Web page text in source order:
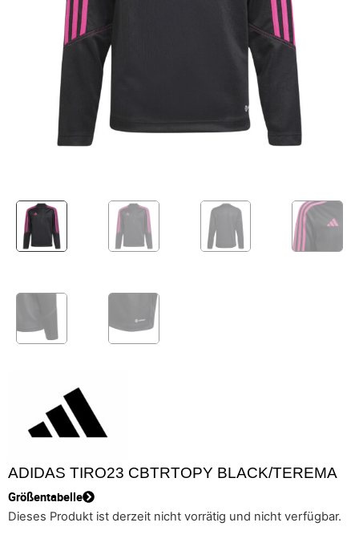
ADIDAS TIRO23 CBTRTOPY BLACK/TEREMA
Größentabelle
Dieses Produkt ist derzeit nicht vorrätig und nicht verfügbar.